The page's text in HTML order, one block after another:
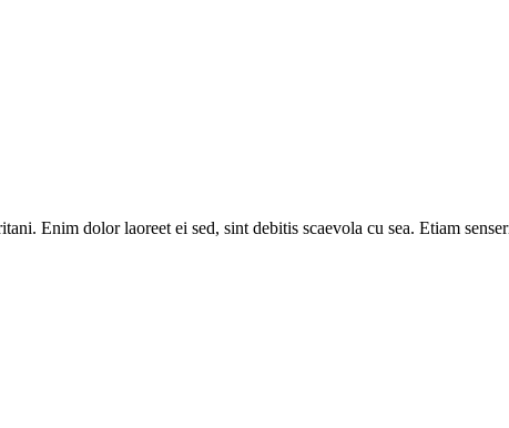
Enim dolor laoreet ei sed, sint debitis scaevola cu sea. Etiam